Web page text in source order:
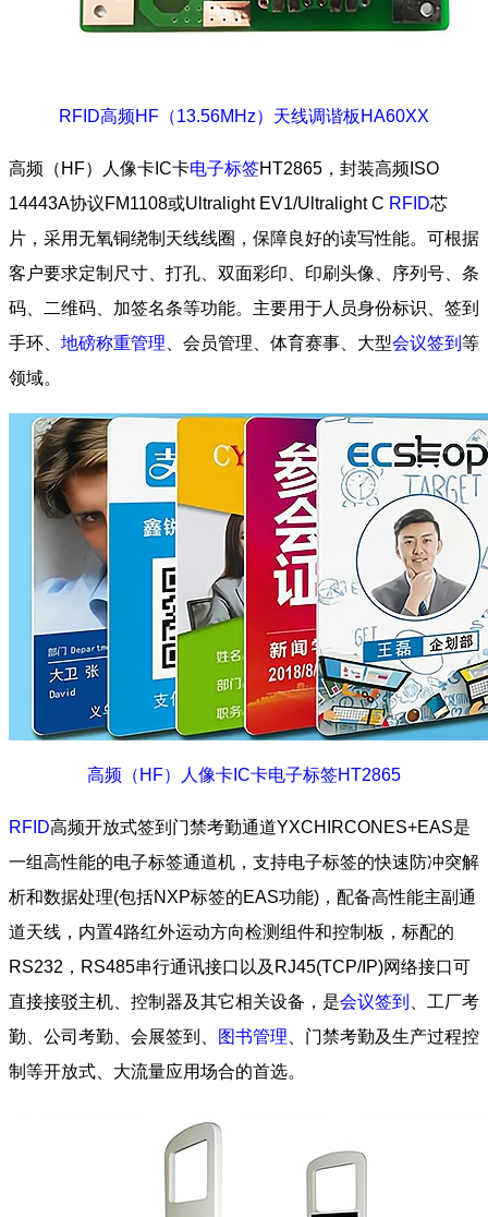
RFID高频HF（13.56MHz）天线调谐板HA60XX
高频（HF）人像卡IC卡电子标签HT2865，封装高频ISO
14443A协议FM1108或Ultralight EV1/Ultralight C RFID芯
片，采用无氧铜绕制天线线圈，保障良好的读写性能。可根据
客户要求定制尺寸、打孔、双面彩印、印刷头像、序列号、条
码、二维码、加签名条等功能。主要用于人员身份标识、签到
手环、 地磅称重管理 、会员管理、体育赛事、大型会议签到 等
领域。
高频（HF）人像卡IC卡电子标签HT2865
RFID高频开放式签到门禁考勤通道YXCHIRCONES+EAS是
一组高性能的电子标签通道机，支持电子标签的快速防冲突解
析和数据处理(包括NXP标签的EAS功能)，配备高性能主副通
道天线，内置4路红外运动方向检测组件和控制板，标配的
RS232，RS485串行通讯接口以及RJ45(TCP/IP)网络接口可
直接接驳主机、控制器及其它相关设备，是会议签到
、工厂考
勤、公司考勤、会展签到、
图书管理 、门禁考勤及生产过程控
制等开放式、大流量应用场合的首选。